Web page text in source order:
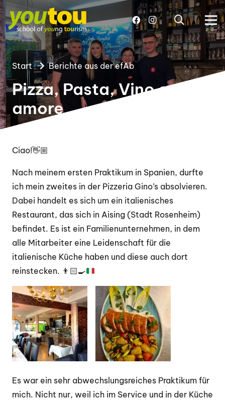
Start Berichte aus der efAb
Pizza, Pasta, Vino e
amore
Ciao!👋🏼
Nach meinem ersten Praktikum in Spanien, durfte
ich mein zweites in der Pizzeria Gino’s absolvieren.
Dabei handelt es sich um ein italienisches
Restaurant, das sich in Aising (Stadt Rosenheim)
befindet. Es ist ein Familienunternehmen, in dem
alle Mitarbeiter eine Leidenschaft für die
italienische Küche haben und diese auch dort
reinstecken. 👨🏻‍🍳
Es war ein sehr abwechslungsreiches Praktikum für
mich. Nicht nur, weil ich im Service und in der Küche